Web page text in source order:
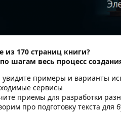
из 170 страниц книги?
шагам весь процесс
увидите примеры и варианты
сервисы
приемы для разработки
про подготовку текста для